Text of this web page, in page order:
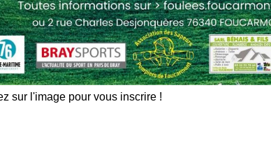
sur l'image pour vous inscrire !